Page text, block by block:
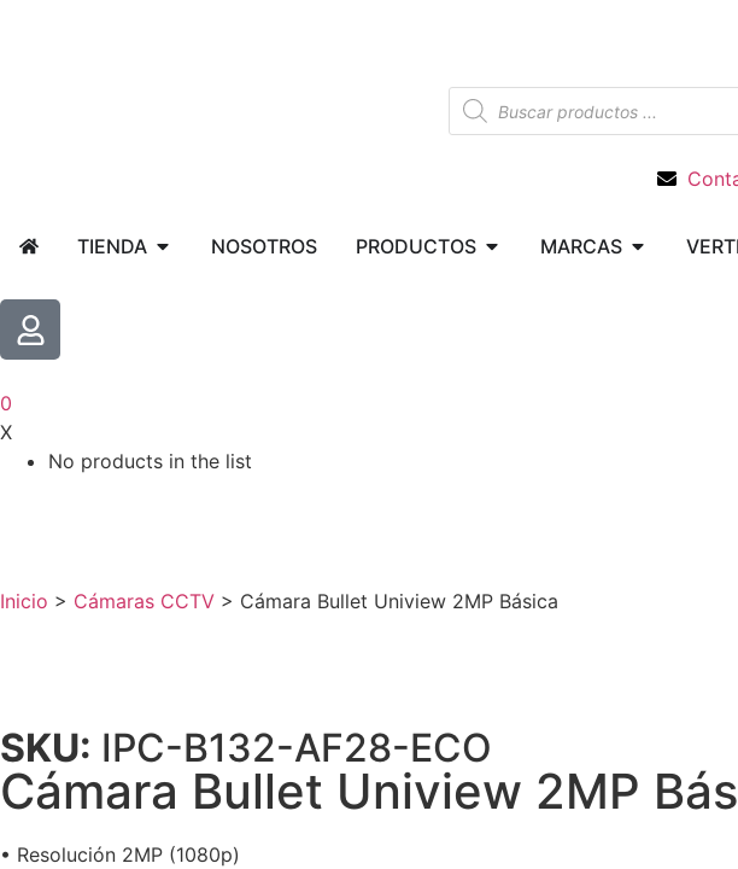
TIENDA NOSOTROS PRODUCTOS MARCAS
0
X
No products in the list
Inicio > Cámaras CCTV > Cámara Bullet Uniview 2MP Básica
SKU: IPC-B132-AF28-ECO
Cámara Bullet Uniview 2MP
• Resolución 2MP (1080p)